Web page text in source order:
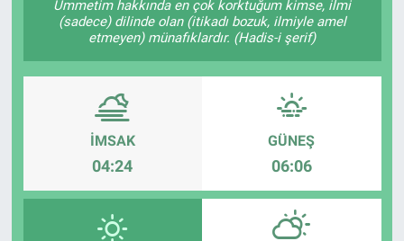
Ümmetim hakkında en çok korktuğum kimse, ilmi
(sadece) dilinde olan (itikadı bozuk, ilmiyle amel
etmeyen) münafıklardır. (Hadis-i şerif)
İMSAK
04:24
GÜNEŞ
06:06